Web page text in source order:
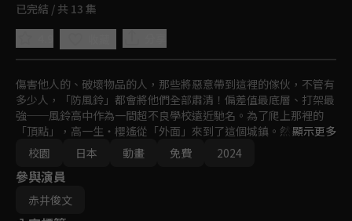
已完結 / 共 13 集
傷害他人的、破壞物品的人，那些將惡意帶到這裡的傢伙，不管有
多少人，「防風鈴」都會將他們全部肅清！偏差值最底層、打架最
強──風鈴高中作為一間超不良學校遠近馳名。為了爬上那裡的
「頂點」，高一生・櫻遙從「外面」來到了這個城鎮。然而，現在
的風鈴高中有一群守護城鎮，人稱「防風鈴」的集團坐鎮！？不良
高校生・櫻的英雄傳說，將在這裡揭開序幕！
顯示更多
校園
日本 動畫 免費 2024
參與演員
赤井俊文